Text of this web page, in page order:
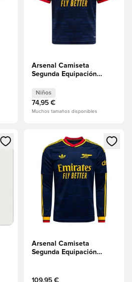
Arsenal Camiseta
Segunda Equipación
Niños
74,95 €
Muchos tamaños disponibles
sesión o registrarse como
Abre un modal para iniciar
Arsenal Camiseta
Segunda Equipación
109,95 €